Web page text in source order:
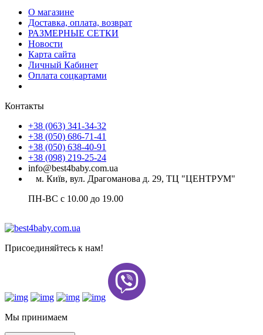
О магазине
Доставка, оплата, возврат
РАЗМЕРНЫЕ СЕТКИ
Новости
Карта сайта
Личный Кабинет
Оплата соцкартами
Контакты
+38 (063) 341-34-32
+38 (050) 686-71-41
+38 (050) 638-40-91
+38 (098) 219-25-24
info@best4baby.com.ua
м. Київ, вул. Драгоманова д. 29, ТЦ "ЦЕНТРУМ"
ПН-ВС с 10.00 до 19.00
Присоединяйтесь к нам!
Мы принимаем